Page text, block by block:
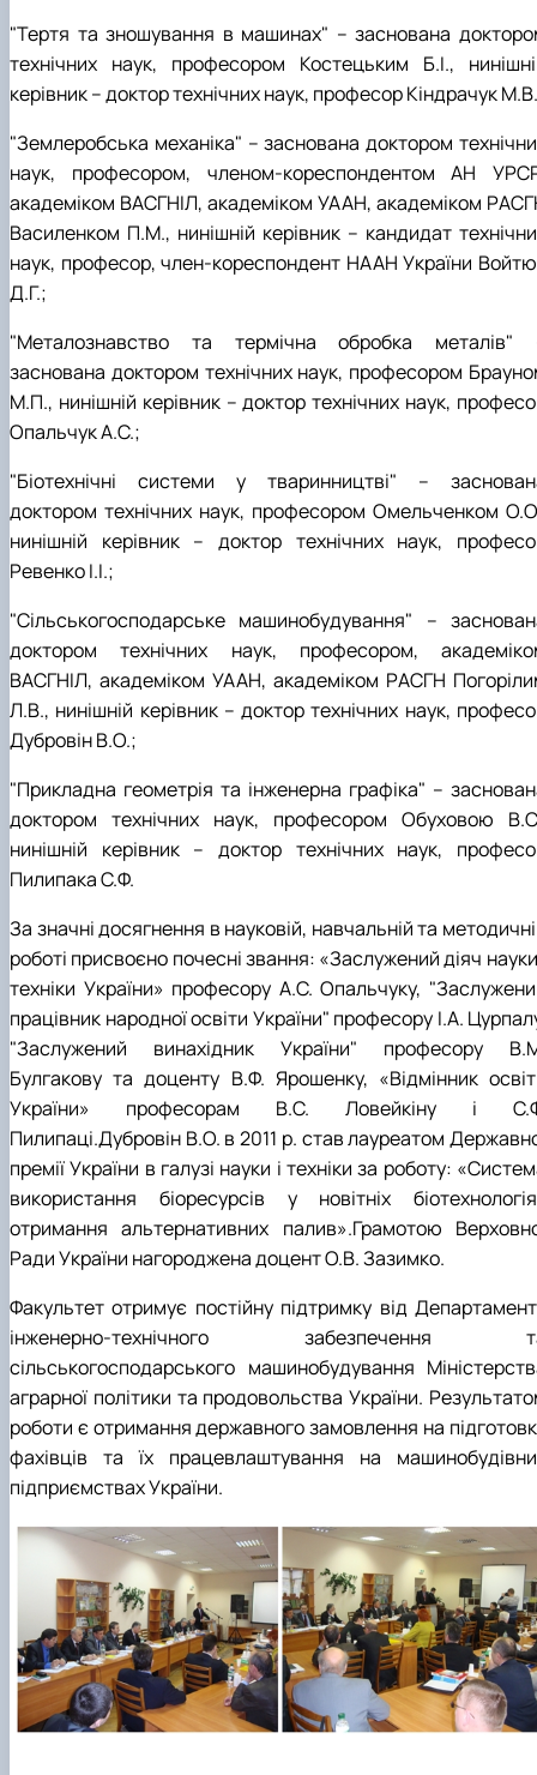
"Тертя та зношування в машинах" – заснована
технічних наук, професором Костецьким Б.І.,
керівник – доктор технічних наук, професор Кіндрачук
"Землеробська механіка" – заснована доктором
наук, професором, членом-кореспондентом АН
академіком ВАСГНІЛ, академіком УААН, академіком
Василенком П.М., нинішній керівник – кандидат
наук, професор, член-кореспондент НААН України
Д.Г.;
"Металознавство та термічна обробка металів"
заснована доктором технічних наук, професором
М.П., нинішній керівник – доктор технічних наук,
Опальчук А.С.;
"Біотехнічні системи у тваринництві" –
доктором технічних наук, професором Омельченком
нинішній керівник – доктор технічних наук,
Ревенко І.І.;
"Сільськогосподарське машинобудування" –
доктором технічних наук, професором,
ВАСГНІЛ, академіком УААН, академіком РАСГН
Л.В., нинішній керівник – доктор технічних наук,
Дубровін В.О.;
"Прикладна геометрія та інженерна графіка" –
доктором технічних наук, професором Обуховою
нинішній керівник – доктор технічних наук,
Пилипака С.Ф.
За значні досягнення в науковій, навчальній та
роботі присвоєно почесні звання: «Заслужений діяч науки
техніки України» професору А.С. Опальчуку,
працівник народної освіти України" професору І.А.
"Заслужений винахідник України" професору
Булгакову та доценту В.Ф. Ярошенку, «Відмінник
України» професорам В.С. Ловейкіну і
Пилипаці.Дубровін В.О. в 2011 р. став лауреатом
премії України в галузі науки і техніки за роботу:
використання біоресурсів у новітніх
отримання альтернативних палив».Грамотою
Ради України нагороджена доцент О.В. Зазимко.
Факультет отримує постійну підтримку від
інженерно-технічного забезпечення
сільськогосподарського машинобудування
аграрної політики та продовольства України.
роботи є отримання державного замовлення на
фахівців та їх працевлаштування на
підприємствах України.